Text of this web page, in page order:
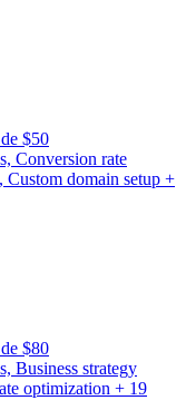
$50
Conversion rate
Custom domain setup +
$80
Business strategy
optimization + 19